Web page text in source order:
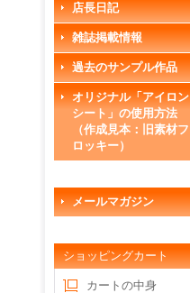
店長日記
雑誌掲載情報
過去のサンプル作品
オリジナル「アイロン
シート」の使用方法
（作成見本：旧素材フ
ロッキー）
メールマガジン
ショッピングカート
カートの中身